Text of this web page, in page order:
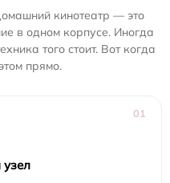
кинотеатр — это
в одном корпусе. Иногда
того стоит. Вот когда
прямо.
01